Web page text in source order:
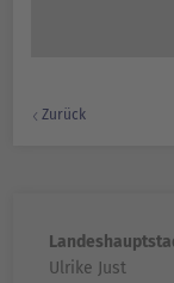
Zurück
Ulrike Just